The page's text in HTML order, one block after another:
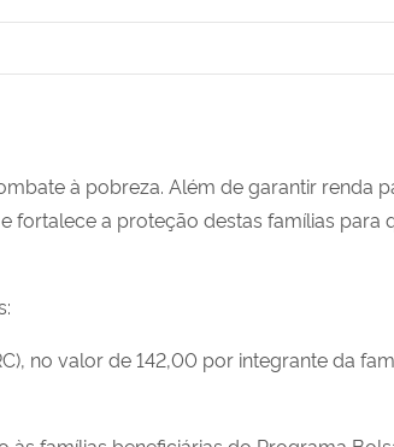
à pobreza. Além de garantir renda
fortalece a proteção destas famílias
no valor de 142,00 por integrante da